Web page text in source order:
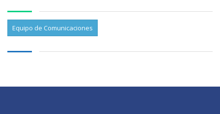
Equipo de Comunicaciones